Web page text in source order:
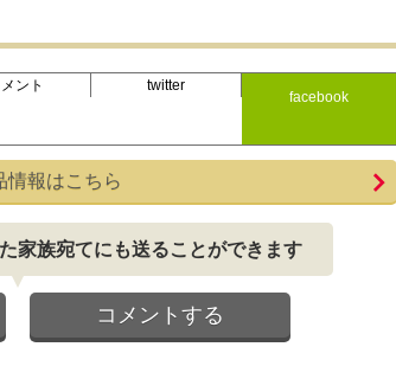
ント twitter
facebook
情報はこちら
家族宛てにも送ることができます
コメントする